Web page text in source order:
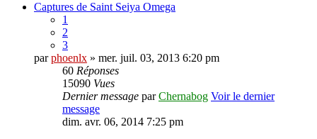
Captures de Saint Seiya Omega
1
2
3
parphoenlx » mer. juil. 03, 2013 6:20 pm
60 Réponses
15090 Vues
Dernier message parChernabog Voir le dernier
message
dim. avr. 06, 2014 7:25 pm